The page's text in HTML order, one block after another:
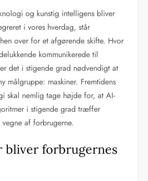
og kunstig intelligens bliver
i vores hverdag, står
over for et afgørende skifte. Hvor
kommunikerede til
det i stigende grad nødvendigt at
målgruppe: maskiner. Fremtidens
skal nemlig tage højde for, at AI-
i stigende grad træffer
af forbrugerne.
bliver forbrugernes